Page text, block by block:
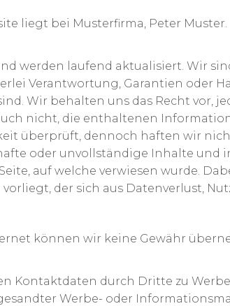
liegt bei Musterfirma, Peter Muster.
werden laufend aktualisiert. Wir
Verantwortung, Garantien oder
Wir behalten uns das Recht vor,
nicht, die enthaltenen
überprüft, dennoch haften wir
oder unvollständige Inhalte
auf welche verwiesen wurde.
der sich aus Datenverlust,
können wir keine Gewähr
Kontaktdaten durch Dritte zu
Werbe- oder